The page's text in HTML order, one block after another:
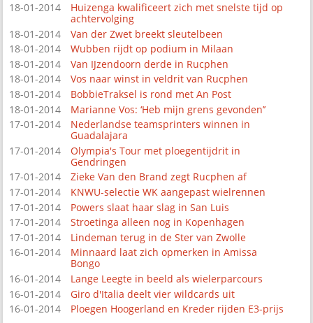
18-01-2014
Huizenga kwalificeert zich met snelste tijd op
achtervolging
18-01-2014
Van der Zwet breekt sleutelbeen
18-01-2014
Wubben rijdt op podium in Milaan
18-01-2014
Van IJzendoorn derde in Rucphen
18-01-2014
Vos naar winst in veldrit van Rucphen
18-01-2014
BobbieTraksel is rond met An Post
18-01-2014
Marianne Vos: ‘Heb mijn grens gevonden’’
17-01-2014
Nederlandse teamsprinters winnen in
Guadalajara
17-01-2014
Olympia's Tour met ploegentijdrit in
Gendringen
17-01-2014
Zieke Van den Brand zegt Rucphen af
17-01-2014
KNWU-selectie WK aangepast wielrennen
17-01-2014
Powers slaat haar slag in San Luis
17-01-2014
Stroetinga alleen nog in Kopenhagen
17-01-2014
Lindeman terug in de Ster van Zwolle
16-01-2014
Minnaard laat zich opmerken in Amissa
Bongo
16-01-2014
Lange Leegte in beeld als wielerparcours
16-01-2014
Giro d'Italia deelt vier wildcards uit
16-01-2014
Ploegen Hoogerland en Kreder rijden E3-prijs